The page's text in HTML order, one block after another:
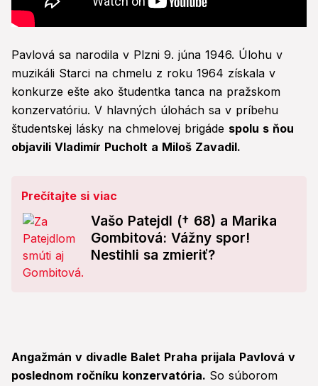
Pavlová sa narodila v Plzni 9. júna 1946. Úlohu v
muzikáli Starci na chmelu z roku 1964 získala v
konkurze ešte ako študentka tanca na pražskom
konzervatóriu. V hlavných úlohách sa v príbehu
študentskej lásky na chmelovej brigáde spolu s ňou
objavili Vladimír Pucholt a Miloš Zavadil.
Prečítajte si viac
Vašo Patejdl († 68) a Marika
Gombitová: Vážny spor!
Nestihli sa zmieriť?
Angažmán v divadle Balet Praha prijala Pavlová v
poslednom ročníku konzervatória. So súborom